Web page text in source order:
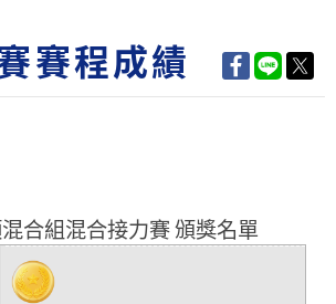
賽程成績
合組混合接力賽 頒獎名單